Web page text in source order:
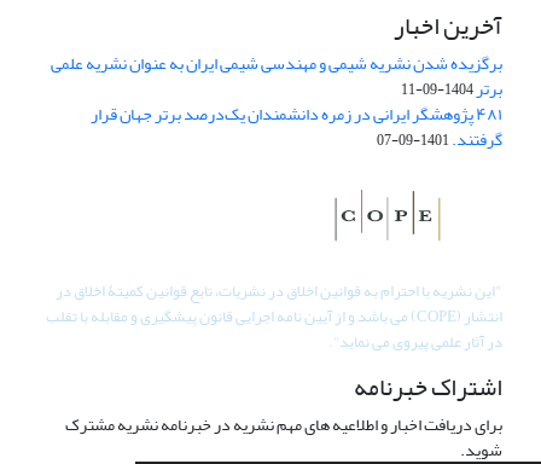
آخرین اخبار
برگزیده شدن نشریه شیمی و مهندسی شیمی ایران به عنوان نشریه علمی
برتر1404-09-11
۴۸۱ پژوهشگر ایرانی در زمره دانشمندان یک‌درصد برتر جهان قرار
گرفتند.1401-09-07
"این نشریه با احترام به قوانین اخلاق در نشریات، تابع قوانین کمیتۀ اخلاق در
انتشار (COPE) می باشد و از آیین نامه اجرایی قانون پیشگیری و مقابله با تقلب
در آثار علمی پیروی می نماید".
اشتراک خبرنامه
برای دریافت اخبار و اطلاعیه های مهم نشریه در خبرنامه نشریه مشترک
شوید.